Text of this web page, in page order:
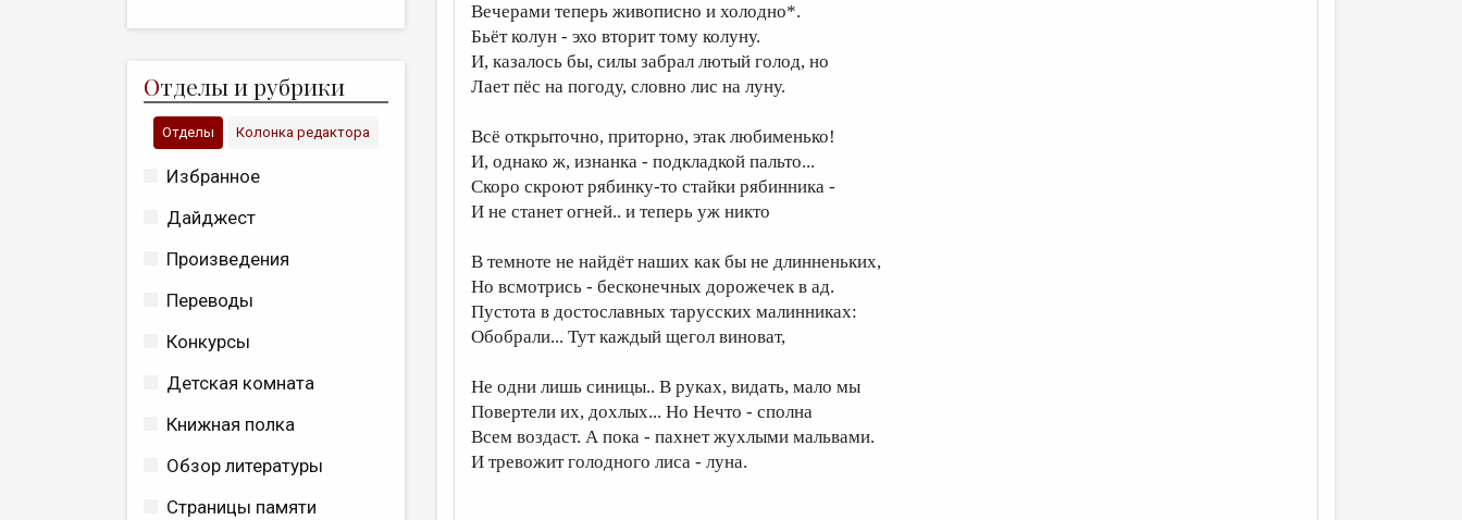
Отделы и рубрики
Отделы Колонка редактора
Избранное
Дайджест
Произведения
Переводы
Конкурсы
Детская комната
Книжная полка
Обзор литературы
Страницы памяти
Вечерами теперь живописно и холодно*.
Бьёт колун - эхо вторит тому колуну.
И, казалось бы, силы забрал лютый голод, но
Лает пёс на погоду, словно лис на луну.
Всё открыточно, приторно, этак любименько!
И, однако ж, изнанка - подкладкой пальто...
Скоро скроют рябинку-то стайки рябинника -
И не станет огней.. и теперь уж никто
В темноте не найдёт наших как бы не длинненьких,
Но всмотрись - бесконечных дорожечек в ад.
Пустота в достославных тарусских малинниках:
Обобрали... Тут каждый щегол виноват,
Не одни лишь синицы.. В руках, видать, мало мы
Повертели их, дохлых... Но Нечто - сполна
Всем воздаст. А пока - пахнет жухлыми мальвами.
И тревожит голодного лиса - луна.